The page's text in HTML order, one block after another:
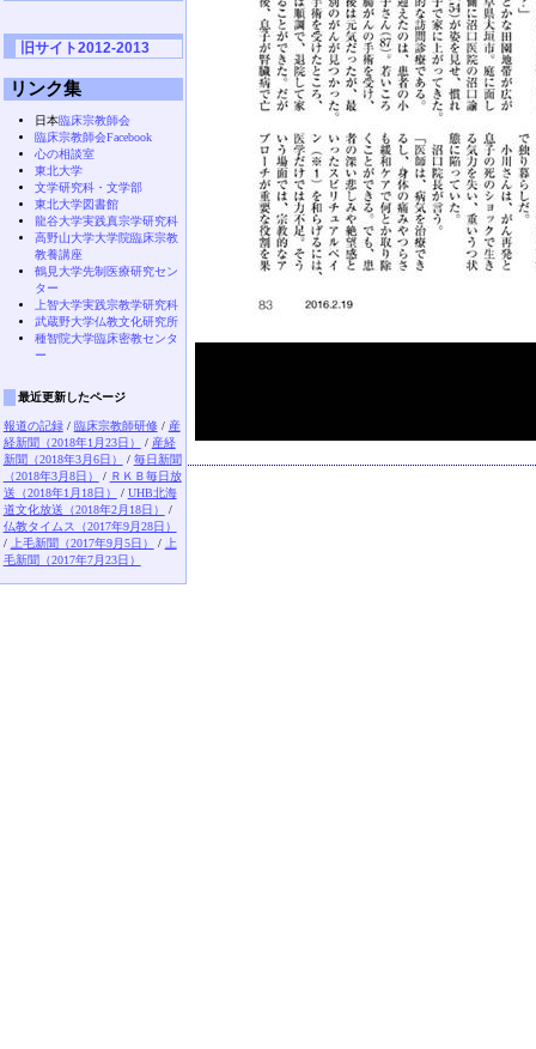
旧サイト2012-2013
リンク集
日本臨床宗教師会
臨床宗教師会Facebook
心の相談室
東北大学
文学研究科・文学部
東北大学図書館
龍谷大学実践真宗学研究科
高野山大学大学院臨床宗教
教養講座
鶴見大学先制医療研究セン
ター
上智大学実践宗教学研究科
武蔵野大学仏教文化研究所
種智院大学臨床密教センタ
ー
最近更新したページ
報道の記録/ 臨床宗教師研修/ 産
経新聞（2018年1月23日）
/ 産経
新聞（2018年3月6日）
/ 毎日新聞
（2018年3月8日）
/ ＲＫＢ毎日放
送（2018年1月18日）
/ UHB北海
道文化放送（2018年2月18日）
/
仏教タイムス（2017年9月28日）
/
上毛新聞（2017年9月5日） /
上
毛新聞（2017年7月23日）